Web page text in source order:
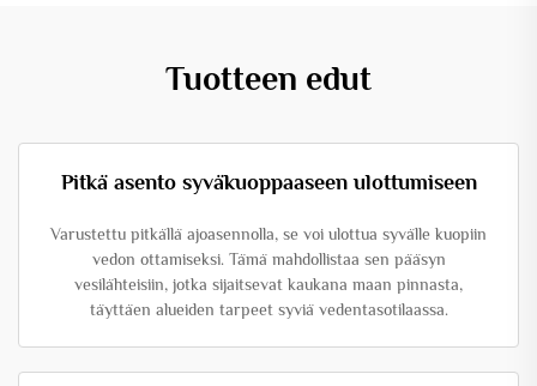
Tuotteen edut
Pitkä asento syväkuoppaaseen ulottumiseen
Varustettu pitkällä ajoasennolla, se voi ulottua syvälle kuopiin
vedon ottamiseksi. Tämä mahdollistaa sen pääsyn
vesilähteisiin, jotka sijaitsevat kaukana maan pinnasta,
täyttäen alueiden tarpeet syviä vedentasotilaassa.